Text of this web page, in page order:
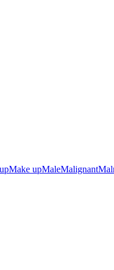
Make upMaleMalignant